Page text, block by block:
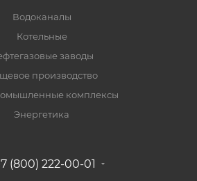
Водоканалы
Котельные
заводы
производство
комплексы
Энергетика
(800) 222-00-01